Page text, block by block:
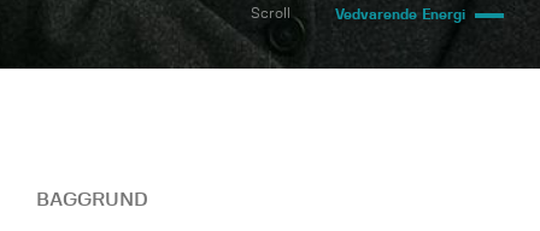
Vedvarende Energi
Scroll
BAGGRUND